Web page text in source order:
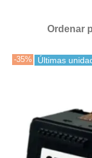
Ordenar
-35% Últimas